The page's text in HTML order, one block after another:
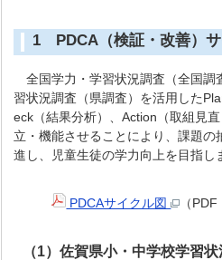
1 PDCA（検証・改善）
全国学力・学習状況調査（全国調
習状況調査（県調査）を活用した
eck（結果分析）、Action（取組見
立・機能させることにより、課題の
進し、児童生徒の学力向上を目指し
PDCAサイクル図 （
（1）佐賀県小・中学校学習